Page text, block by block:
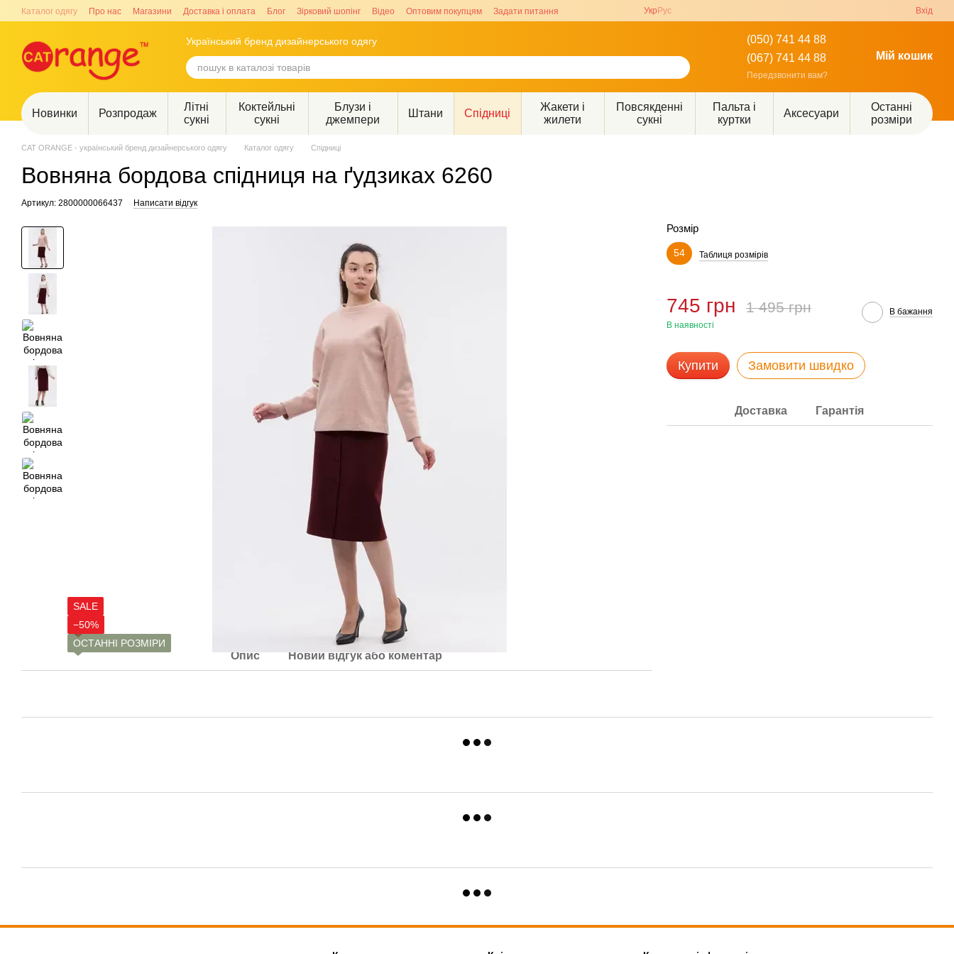
Перейти до основного контенту
Каталог одягу Про нас Магазини Доставка і оплата Блог Зірковий шопінг Відео Оптовим покупцям Задати питання Укр Рус Вхід
Український бренд дизайнерського одягу
(050) 741 44 88
(067) 741 44 88
Передзвонити вам?
Мій кошик
Новинки Розпродаж
Літні
сукні
Коктейльні
сукні
Блузи і
джемпери
Штани Спідниці
Жакети і
жилети
Повсякденні
сукні
Пальта і
куртки
Аксесуари
Останні
розміри
CAT ORANGE - український бренд дизайнерського одягу Каталог одягу Спідниці
Вовняна бордова спідниця на ґудзиках 6260
Артикул: 2800000066437 Написати відгук
SALE
−50%
ОСТАННІ РОЗМІРИ
Опис Новий відгук або коментар
Розмір
54 Таблиця розмірів
745 грн 1 495 грн
В наявності
В бажання
Купити Замовити швидко
Доставка Гарантія